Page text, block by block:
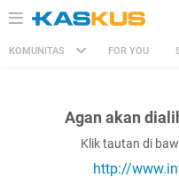
KOMUNITAS FOR YOU
Agan akan
Klik tautan di
http://